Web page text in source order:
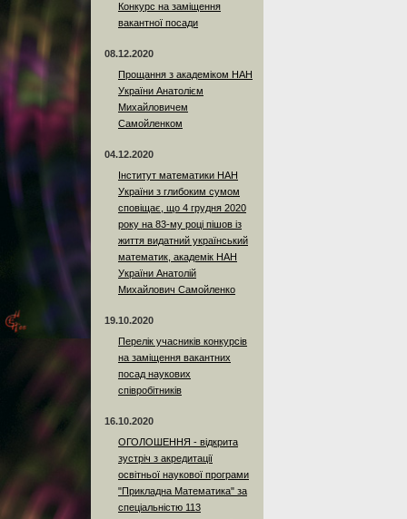
Конкурс на заміщення
вакантної посади
08.12.2020
Прощання з академіком НАН
України Анатолієм
Михайловичем
Самойленком
04.12.2020
Інститут математики НАН
України з глибоким сумом
сповіщає, що 4 грудня 2020
року на 83-му році пішов із
життя видатний український
математик, академік НАН
України Анатолій
Михайлович Самойленко
19.10.2020
Перелік учасників конкурсів
на заміщення вакантних
посад наукових
співробітників
16.10.2020
ОГОЛОШЕННЯ - відкрита
зустріч з акредитації
освітньої наукової програми
"Прикладна Математика" за
спеціальністю 113